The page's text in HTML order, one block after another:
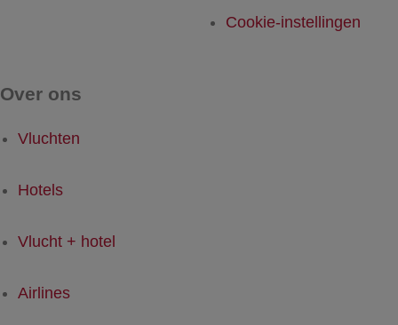
Cookie-instellingen
Over ons
Vluchten
Hotels
Vlucht + hotel
Airlines